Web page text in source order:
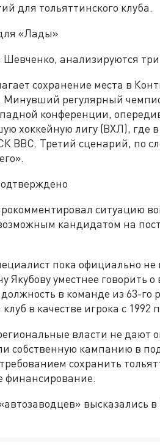
для тольяттинского клуба.
«Лады»
анализируются
сохранение места в
Минувший регулярный
конференции,
хоккейную лигу (ВХЛ), где
ВВС. Третий сценарий, по
ситуацию
кандидатом на
пока официально не
Якубову уместнее говорить
в команде из 63-го
в качестве игрока с 1992
власти не дают
собственную кампанию в
сохранить
финансирование.
высказались